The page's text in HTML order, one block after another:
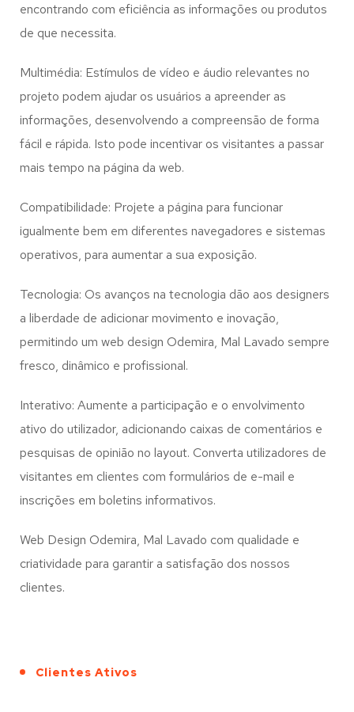
encontrando com eficiência as informações ou produtos
de que necessita.
Multimédia: Estímulos de vídeo e áudio relevantes no
projeto podem ajudar os usuários a apreender as
informações, desenvolvendo a compreensão de forma
fácil e rápida. Isto pode incentivar os visitantes a passar
mais tempo na página da web.
Compatibilidade: Projete a página para funcionar
igualmente bem em diferentes navegadores e sistemas
operativos, para aumentar a sua exposição.
Tecnologia: Os avanços na tecnologia dão aos designers
a liberdade de adicionar movimento e inovação,
permitindo um web design Odemira, Mal Lavado sempre
fresco, dinâmico e profissional.
Interativo: Aumente a participação e o envolvimento
ativo do utilizador, adicionando caixas de comentários e
pesquisas de opinião no layout. Converta utilizadores de
visitantes em clientes com formulários de e-mail e
inscrições em boletins informativos.
Web Design Odemira, Mal Lavado com qualidade e
criatividade para garantir a satisfação dos nossos
clientes.
Clientes Ativos